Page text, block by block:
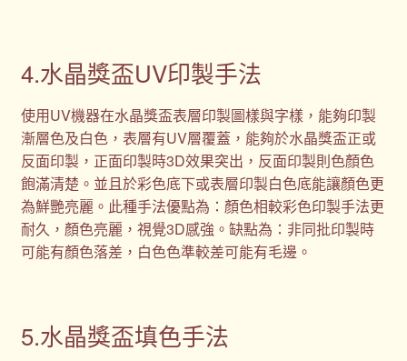
4.水晶獎盃UV印製手法
使用UV機器在水晶獎盃表層印製圖樣與字樣，能夠印製
漸層色及白色，表層有UV層覆蓋，能夠於水晶獎盃正或
反面印製，正面印製時3D效果突出，反面印製則色顏色
飽滿清楚。並且於彩色底下或表層印製白色底能讓顏色更
為鮮艷亮麗。此種手法優點為：顏色相較彩色印製手法更
耐久，顏色亮麗，視覺3D感強。缺點為：非同批印製時
可能有顏色落差，白色色準較差可能有毛邊。
5.水晶獎盃填色手法